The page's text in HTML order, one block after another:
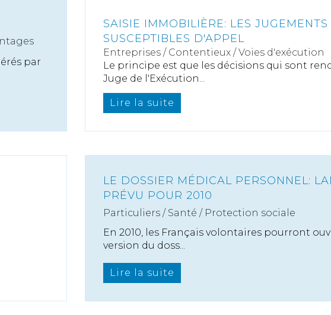
par
SAISIE IMMOBILIÈRE: LES JUGEMENTS
SUSCEPTIBLES D'APPEL
Entreprises / Contentieux /Voies d'exécution
Le principe est que les décisions qui sont
Juge de l'Exécution...
Lire la suite
LE DOSSIER MÉDICAL PERSONNEL:
PRÉVU POUR 2010
Particuliers / Santé / Protection sociale
En 2010, les Français volontaires pourront
version du doss...
Lire la suite